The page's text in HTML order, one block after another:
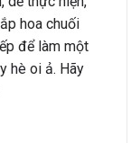
hoa chuối
để làm một
hè oi ả. Hãy